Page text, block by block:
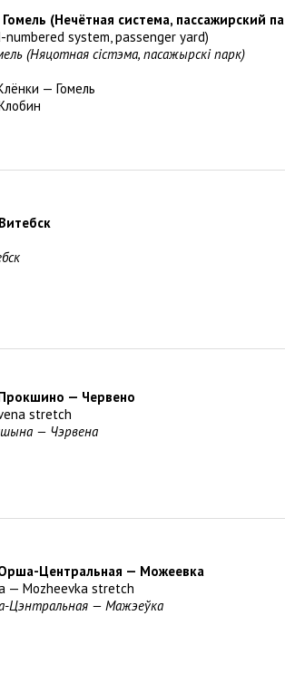
(Нечётная система, пассажирский
system, passenger yard)
(Няцотная сістэма, пасажырскі парк)
— Гомель
Прокшино — Червено
stretch
— Чэрвена
Орша-Центральная — Можеевка
— Mozheevka stretch
Цэнтральная — Мажэеўка